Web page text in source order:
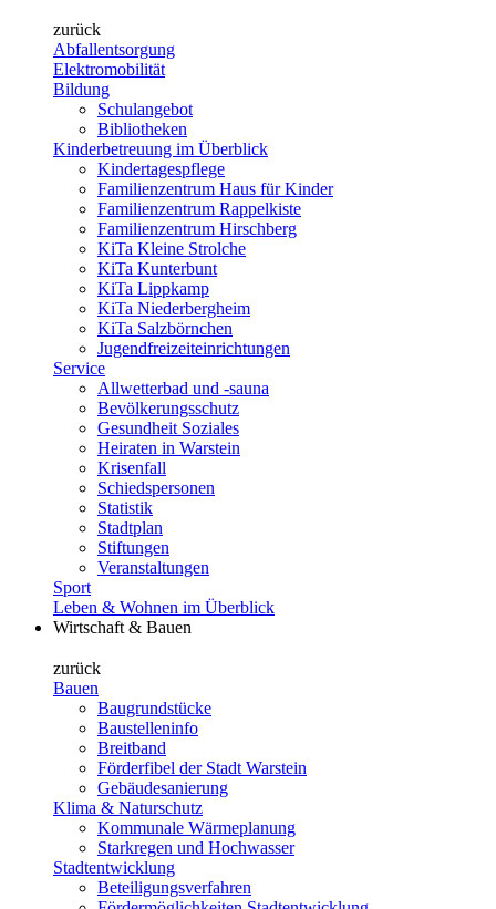
zurück
Abfallentsorgung
Elektromobilität
Bildung
Schulangebot
Bibliotheken
Kinderbetreuung im Überblick
Kindertagespflege
Familienzentrum Haus für Kinder
Familienzentrum Rappelkiste
Familienzentrum Hirschberg
KiTa Kleine Strolche
KiTa Kunterbunt
KiTa Lippkamp
KiTa Niederbergheim
KiTa Salzbörnchen
Jugendfreizeiteinrichtungen
Service
Allwetterbad und -sauna
Bevölkerungsschutz
Gesundheit Soziales
Heiraten in Warstein
Krisenfall
Schiedspersonen
Statistik
Stadtplan
Stiftungen
Veranstaltungen
Sport
Leben & Wohnen im Überblick
Wirtschaft & Bauen
zurück
Bauen
Baugrundstücke
Baustelleninfo
Breitband
Förderfibel der Stadt Warstein
Gebäudesanierung
Klima & Naturschutz
Kommunale Wärmeplanung
Starkregen und Hochwasser
Stadtentwicklung
Beteiligungsverfahren